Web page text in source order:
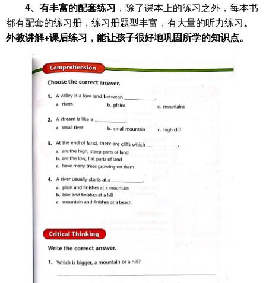
4、有丰富的配套练习 ，除了课本上的练习之外，每本书
都有配套的练习册，练习册题型丰富，有大量的听力练习。
外教讲解+课后练习，能让孩子很好地巩固所学的知识点。